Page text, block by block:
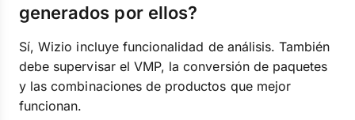
generados por ellos?
Sí, Wizio incluye funcionalidad de análisis. También
debe supervisar el VMP, la conversión de paquetes
y las combinaciones de productos que mejor
funcionan.